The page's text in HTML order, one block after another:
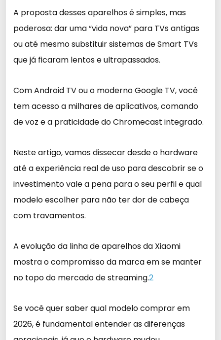
A proposta desses aparelhos é simples, mas
poderosa: dar uma “vida nova” para TVs antigas
ou até mesmo substituir sistemas de Smart TVs
que já ficaram lentos e ultrapassados.
Com Android TV ou o moderno Google TV, você
tem acesso a milhares de aplicativos, comando
de voz e a praticidade do Chromecast integrado.
Neste artigo, vamos dissecar desde o hardware
até a experiência real de uso para descobrir se o
investimento vale a pena para o seu perfil e qual
modelo escolher para não ter dor de cabeça
com travamentos.
A evolução da linha de aparelhos da Xiaomi
mostra o compromisso da marca em se manter
no topo do mercado de streaming.2
Se você quer saber qual modelo comprar em
2026, é fundamental entender as diferenças